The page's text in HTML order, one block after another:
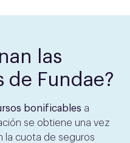
las
de Fundae?
bonificables a
se obtiene una vez
la cuota de seguros